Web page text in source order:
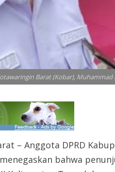
Barat (Kobar), Muhammad
– Anggota DPRD
bahwa